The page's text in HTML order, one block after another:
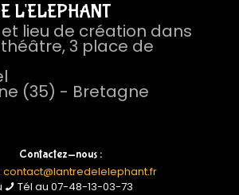
L'ELEPHANT
lieu de création dans
3 place de
(35) - Bretagne
Contactez-nous :
contact@lantredelelephant.fr
Tél au 07-48-13-03-73